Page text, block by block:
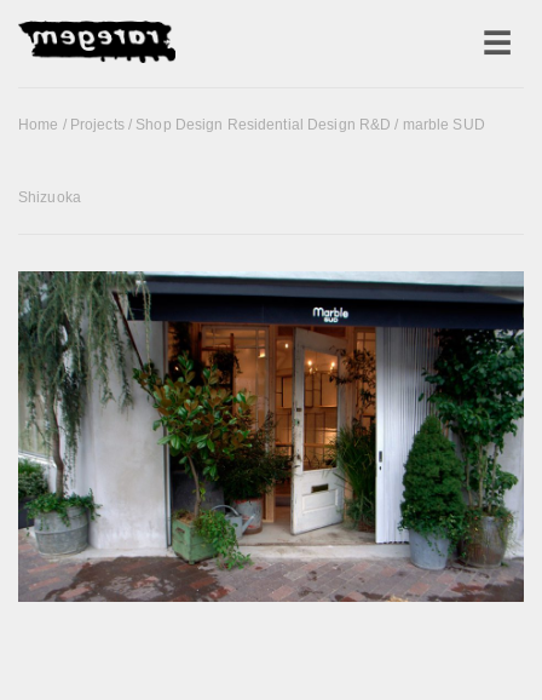
Home / Projects/ Shop Design Residential Design R&D / marble SUD
Shizuoka